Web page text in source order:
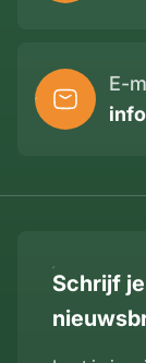
E-
Schrijf